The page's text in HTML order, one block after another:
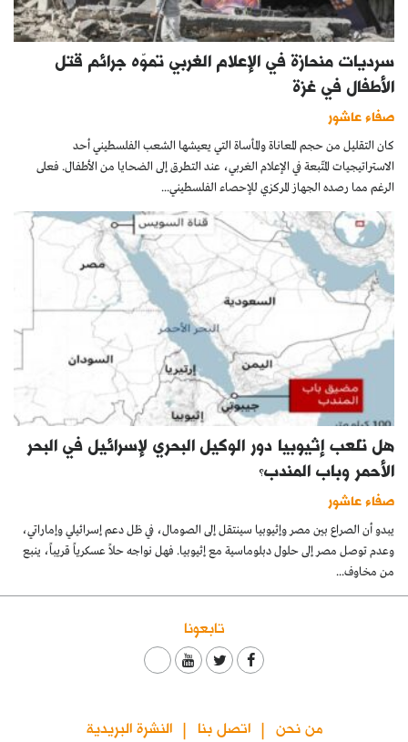
سرديات منحازة في الإعلام الغربي تموّه جرائم قتل
الأطفال في غزة
صفاء عاشور
كان التقليل من حجم المعاناة والمأساة التي يعيشها الشعب الفلسطيني أحد
الاستراتيجيات المتّبعة في الإعلام الغربي، عند التطرق إلى الضحايا من الأطفال. فعلى
الرغم مما رصده الجهاز المركزي للإحصاء الفلسطيني...
هل تلعب إثيوبيا دور الوكيل البحري لإسرائيل في البحر
الأحمر وباب المندب؟
صفاء عاشور
يبدو أن الصراع بين مصر وإثيوبيا سينتقل إلى الصومال، في ظل دعم إسرائيلي وإماراتي،
وعدم توصل مصر إلى حلول دبلوماسية مع إثيوبيا. فهل نواجه حلاً عسكرياً قريباً، ينبع
من مخاوف...
تابعونا
من نحن اتصل بنا النشرة البريدية